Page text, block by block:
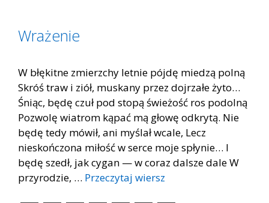
Wrażenie
W błękitne zmierzchy letnie pójdę miedzą polną
Skróś traw i ziół, muskany przez dojrzałe żyto…
Śniąc, będę czuł pod stopą świeżość ros podolną
Pozwolę wiatrom kąpać mą głowę odkrytą. Nie
będę tedy mówił, ani myślał wcale, Lecz
nieskończona miłość w serce moje spłynie… I
będę szedł, jak cygan — w coraz dalsze dale W
przyrodzie, … Przeczytaj wiersz